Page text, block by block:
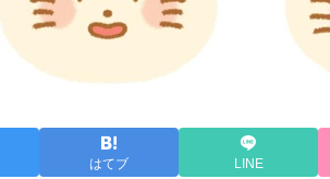
はてブ LINE